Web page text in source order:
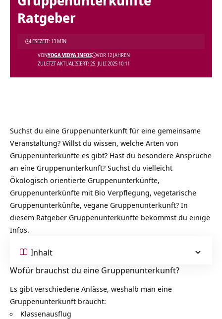
Ratgeber
ZULETZT AKTUALISIERT: 25. JULI 2025 10:11
VONYOGA VIDYA INFOS VOR 12 JAHREN
LESEZEIT: 13 MIN
Suchst du eine Gruppenunterkunft für eine gemeinsame
Veranstaltung? Willst du wissen, welche Arten von
Gruppenunterkünfte es gibt? Hast du besondere Ansprüche
an eine Gruppenunterkunft? Suchst du vielleicht
Ökologisch orientierte Gruppenunterkünfte,
Gruppenunterkünfte mit Bio Verpflegung, vegetarische
Gruppenunterkünfte, vegane Gruppenunterkunft? In
diesem Ratgeber Gruppenunterkünfte bekommst du einige
Infos.
Inhalt
Wofür brauchst du eine Gruppenunterkunft?
Es gibt verschiedene Anlässe, weshalb man eine
Gruppenunterkunft braucht:
Klassenausflug